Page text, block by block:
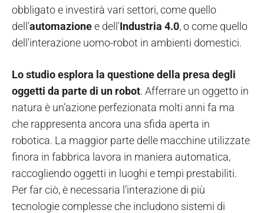
obbligato e investirà vari settori, come quello
dell'automazionee dell'Industria 4.0, o come quello
dell'interazione uomo-robot in ambienti domestici.
Lo studio esplora la questione della presa degli
oggetti da parte di un robot. Afferrare un oggetto in
natura è un’azione perfezionata molti anni fa ma
che rappresenta ancora una sfida aperta in
robotica. La maggior parte delle macchine utilizzate
finora in fabbrica lavora in maniera automatica,
raccogliendo oggetti in luoghi e tempi prestabiliti.
Per far ciò, è necessaria l’interazione di più
tecnologie complesse che includono sistemi di